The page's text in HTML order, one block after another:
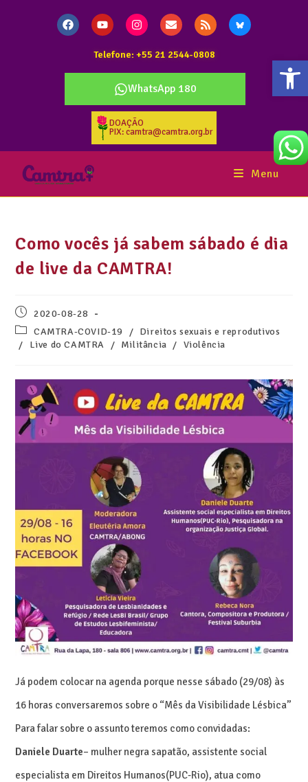
Telefone: +55 21 2544-0808
WhatsApp 180
DOAÇÃO
PIX: camtra@camtra.org.br
Menu
Como vocês já sabem sábado é dia
de live da CAMTRA!
2020-08-28
CAMTRA-COVID-19
/ Direitos sexuais e reprodutivos
/
Live do CAMTRA / Militância / Violência
Já podem colocar na agenda porque nesse sábado (29/08) às
16 horas conversaremos sobre o “Mês da Visibilidade Lésbica”
Para falar sobre o assunto teremos como convidadas:
Daniele Duarte– mulher negra sapatão, assistente social
especialista em Direitos Humanos(PUC-Rio), atua como